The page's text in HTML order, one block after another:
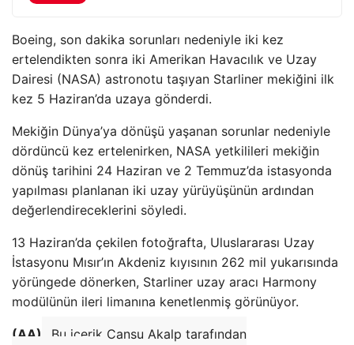
Boeing, son dakika sorunları nedeniyle iki kez
ertelendikten sonra iki Amerikan Havacılık ve Uzay
Dairesi (NASA) astronotu taşıyan Starliner mekiğini ilk
kez 5 Haziran’da uzaya gönderdi.
Mekiğin Dünya’ya dönüşü yaşanan sorunlar nedeniyle
dördüncü kez ertelenirken, NASA yetkilileri mekiğin
dönüş tarihini 24 Haziran ve 2 Temmuz’da istasyonda
yapılması planlanan iki uzay yürüyüşünün ardından
değerlendireceklerini söyledi.
13 Haziran’da çekilen fotoğrafta, Uluslararası Uzay
İstasyonu Mısır’ın Akdeniz kıyısının 262 mil yukarısında
yörüngede dönerken, Starliner uzay aracı Harmony
modülünün ileri limanına kenetlenmiş görünüyor.
(AA)
Bu içerik Cansu Akalp tarafından